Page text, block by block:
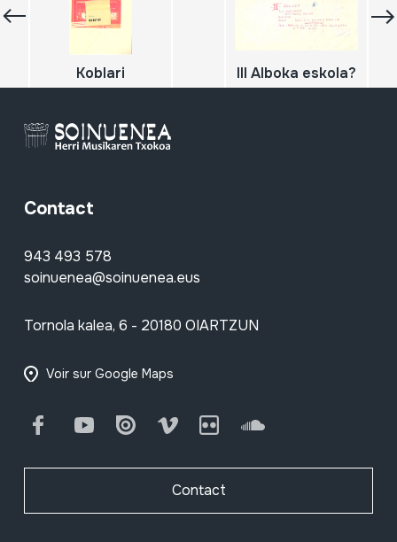
Koblari III Alboka eskola?
Contact
943 493 578
soinuenea@soinuenea.eus
Tornola kalea, 6 - 20180 OIARTZUN
Voir sur Google Maps
FacebookYoutube Issuu Vimeo Flickr SoundCloud
Contact